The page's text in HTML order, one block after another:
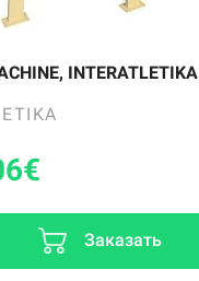
INTERATLETIKA
€
Заказать